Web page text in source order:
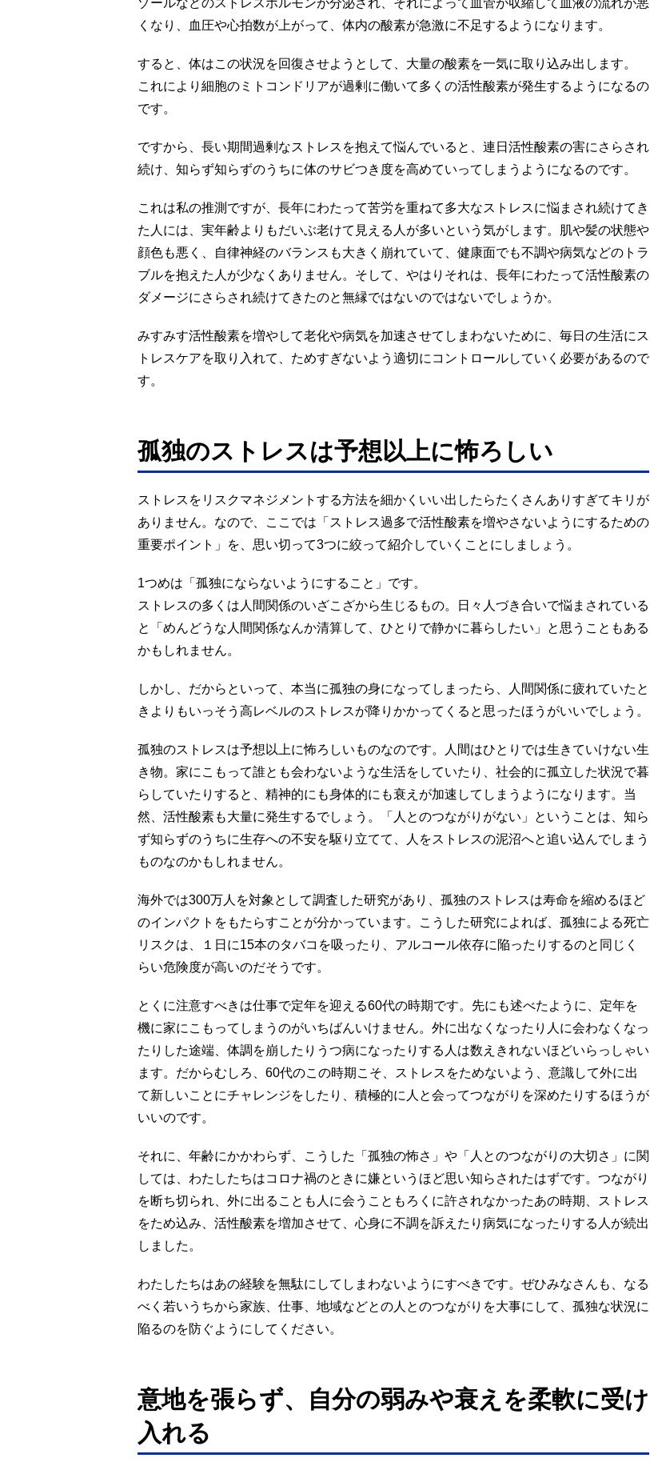
ゾールなどのストレスホルモンが分泌され、それによって血管が収縮して血液の流れが悪
くなり、血圧や心拍数が上がって、体内の酸素が急激に不足するようになります。
すると、体はこの状況を回復させようとして、大量の酸素を一気に取り込み出します。
これにより細胞のミトコンドリアが過剰に働いて多くの活性酸素が発生するようになるの
です。
ですから、長い期間過剰なストレスを抱えて悩んでいると、連日活性酸素の害にさらされ
続け、知らず知らずのうちに体のサビつき度を高めていってしまうようになるのです。
これは私の推測ですが、長年にわたって苦労を重ねて多大なストレスに悩まされ続けてき
た人には、実年齢よりもだいぶ老けて見える人が多いという気がします。肌や髪の状態や
顔色も悪く、自律神経のバランスも大きく崩れていて、健康面でも不調や病気などのトラ
ブルを抱えた人が少なくありません。そして、やはりそれは、長年にわたって活性酸素の
ダメージにさらされ続けてきたのと無縁ではないのではないでしょうか。
みすみす活性酸素を増やして老化や病気を加速させてしまわないために、毎日の生活にス
トレスケアを取り入れて、ためすぎないよう適切にコントロールしていく必要があるので
す。
孤独のストレスは予想以上に怖ろしい
ストレスをリスクマネジメントする方法を細かくいい出したらたくさんありすぎてキリが
ありません。なので、ここでは「ストレス過多で活性酸素を増やさないようにするための
重要ポイント」を、思い切って3つに絞って紹介していくことにしましょう。
1つめは「孤独にならないようにすること」です。
ストレスの多くは人間関係のいざこざから生じるもの。日々人づき合いで悩まされている
と「めんどうな人間関係なんか清算して、ひとりで静かに暮らしたい」と思うこともある
かもしれません。
しかし、だからといって、本当に孤独の身になってしまったら、人間関係に疲れていたと
きよりもいっそう高レベルのストレスが降りかかってくると思ったほうがいいでしょう。
孤独のストレスは予想以上に怖ろしいものなのです。人間はひとりでは生きていけない生
き物。家にこもって誰とも会わないような生活をしていたり、社会的に孤立した状況で暮
らしていたりすると、精神的にも身体的にも衰えが加速してしまうようになります。当
然、活性酸素も大量に発生するでしょう。「人とのつながりがない」ということは、知ら
ず知らずのうちに生存への不安を駆り立てて、人をストレスの泥沼へと追い込んでしまう
ものなのかもしれません。
海外では300万人を対象として調査した研究があり、孤独のストレスは寿命を縮めるほど
のインパクトをもたらすことが分かっています。こうした研究によれば、孤独による死亡
リスクは、１日に15本のタバコを吸ったり、アルコール依存に陥ったりするのと同じく
らい危険度が高いのだそうです。
とくに注意すべきは仕事で定年を迎える60代の時期です。先にも述べたように、定年を
機に家にこもってしまうのがいちばんいけません。外に出なくなったり人に会わなくなっ
たりした途端、体調を崩したりうつ病になったりする人は数えきれないほどいらっしゃい
ます。だからむしろ、60代のこの時期こそ、ストレスをためないよう、意識して外に出
て新しいことにチャレンジをしたり、積極的に人と会ってつながりを深めたりするほうが
いいのです。
それに、年齢にかかわらず、こうした「孤独の怖さ」や「人とのつながりの大切さ」に関
しては、わたしたちはコロナ禍のときに嫌というほど思い知らされたはずです。つながり
を断ち切られ、外に出ることも人に会うこともろくに許されなかったあの時期、ストレス
をため込み、活性酸素を増加させて、心身に不調を訴えたり病気になったりする人が続出
しました。
わたしたちはあの経験を無駄にしてしまわないようにすべきです。ぜひみなさんも、なる
べく若いうちから家族、仕事、地域などとの人とのつながりを大事にして、孤独な状況に
陥るのを防ぐようにしてください。
意地を張らず、自分の弱みや衰えを柔軟に受け
入れる